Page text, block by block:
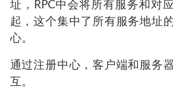
址，RPC中会将所有服务和对
起，这个集中了所有服务地址
心。
通过注册中心，客户端和服务
互。